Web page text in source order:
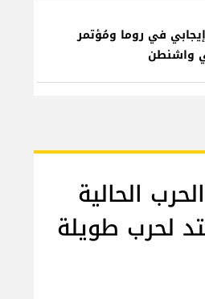
في روما ومُؤتمر
واشنطن
الحالية
لحرب طويلة